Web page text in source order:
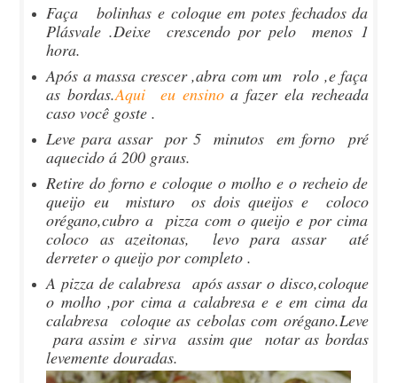
Faça bolinhas e coloque em potes fechados da
Plásvale .Deixe crescendo por pelo menos 1
hora.
Após a massa crescer ,abra com um rolo ,e faça
as bordas.Aqui eu ensinoa fazer ela recheada
caso você goste .
Leve para assar por 5 minutos em forno pré
aquecido á 200 graus.
Retire do forno e coloque o molho e o recheio de
queijo eu misturo os dois queijos e coloco
orégano,cubro a pizza com o queijo e por cima
coloco as azeitonas, levo para assar até
derreter o queijo por completo .
A pizza de calabresa após assar o disco,coloque
o molho ,por cima a calabresa e e em cima da
calabresa coloque as cebolas com orégano.Leve
para assim e sirva assim que notar as bordas
levemente douradas.